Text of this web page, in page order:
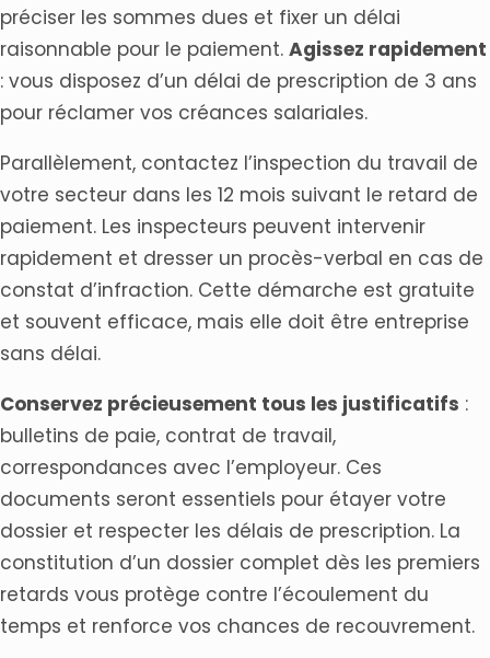
préciser les sommes dues et fixer un délai
raisonnable pour le paiement. Agissez rapidement
: vous disposez d’un délai de prescription de 3 ans
pour réclamer vos créances salariales.
Parallèlement, contactez l’inspection du travail de
votre secteur dans les 12 mois suivant le retard de
paiement. Les inspecteurs peuvent intervenir
rapidement et dresser un procès-verbal en cas de
constat d’infraction. Cette démarche est gratuite
et souvent efficace, mais elle doit être entreprise
sans délai.
Conservez précieusement tous les justificatifs :
bulletins de paie, contrat de travail,
correspondances avec l’employeur. Ces
documents seront essentiels pour étayer votre
dossier et respecter les délais de prescription. La
constitution d’un dossier complet dès les premiers
retards vous protège contre l’écoulement du
temps et renforce vos chances de recouvrement.